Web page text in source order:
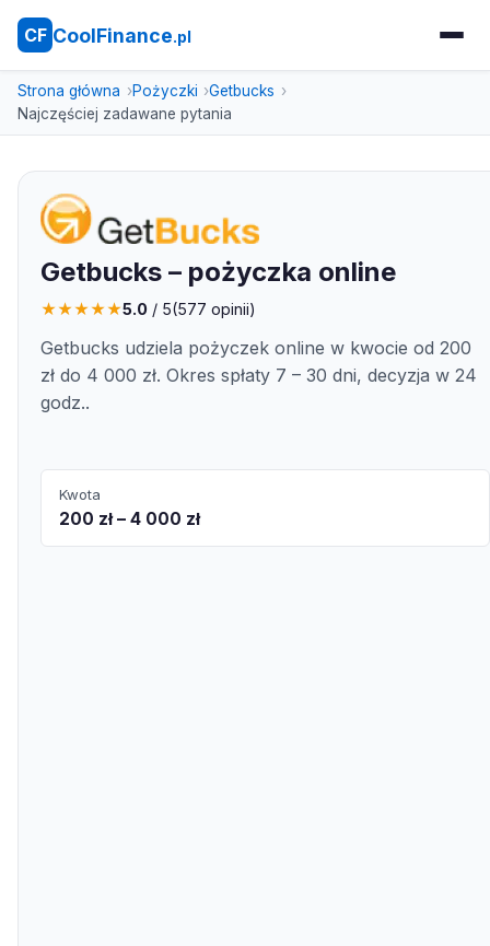
CF CoolFinance.pl
Strona główna Pożyczki
Getbucks
Najczęściej zadawane pytania
Getbucks – pożyczka online
★★★★★5.0 / 5(577 opinii)
Getbucks udziela pożyczek online w kwocie od 200
zł do 4 000 zł. Okres spłaty 7 – 30 dni, decyzja w 24
godz..
Kwota
200 zł – 4 000 zł